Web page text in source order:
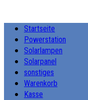
Startseite
Powerstation
Solarlampen
Solarpanel
sonstiges
Warenkorb
Kasse